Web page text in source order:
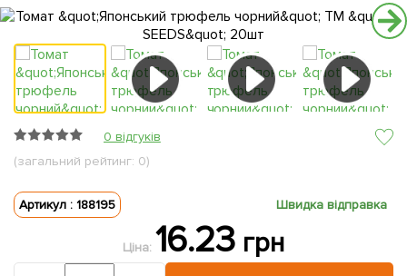
0 відгуків
(загальний рейтинг: 0)
Артикул : 188195 Швидка відправка
Ціна: 16.23 грн